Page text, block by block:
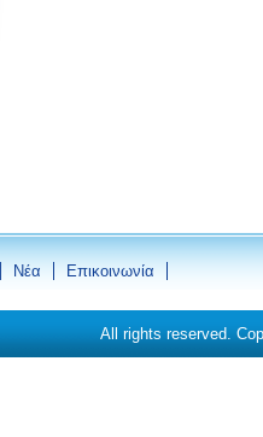
Νέα Eπικοινωνία
All rights reserved.